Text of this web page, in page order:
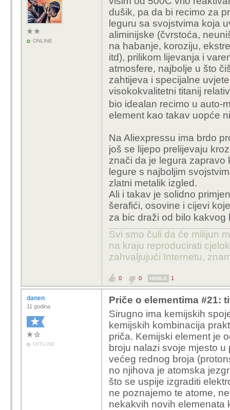
ONLINE
dušik, pa da bi recimo za
leguru sa svojstvima koja
aliminijske (čvrstoća,
na habanje, koroziju,
itd), prilikom lijevanja i
atmosfere, najbolje u što
zahtijeva i specijalne
visokokvalitetni titanij
bio idealan recimo u auto-
element kao takav uopće
Na Aliexpressu ima brdo
još se lijepo prelijevaju
znači da je legura zapravo
legure s najboljim
zlatni metalik izgled.
Ali i takav je solidno
šerafići, osovine i cijevi
za bic draži od bilo
Svi smo čuli da će milijun
na kraju reproducirati
zahvaljujući Internetu,
0 0 HVALA 1
danen
11 godina
OFFLINE
Priče o elementima #21:
Sirugno ima kemijskih
kemijskih kombinacija
priča. Kemijski element je
broju nalazi svoje mjesto
većeg rednog broja
no njihova je atomska
što se uspije izgraditi
ne poznajemo te atome,
nekakvih novih elemenata